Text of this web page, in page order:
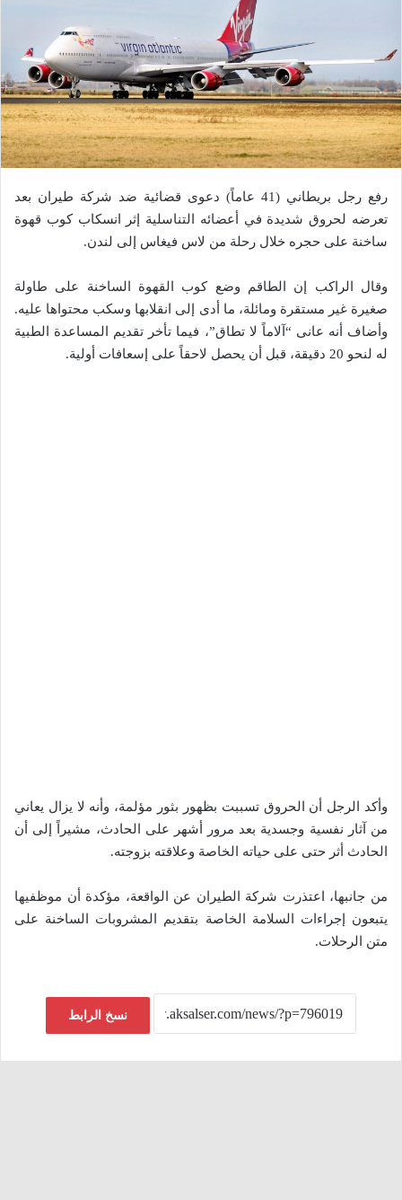
رفع رجل بريطاني (41 عاماً) دعوى قضائية ضد شركة طيران بعد
تعرضه لحروق شديدة في أعضائه التناسلية إثر انسكاب كوب قهوة
ساخنة على حجره خلال رحلة من لاس فيغاس إلى لندن.
وقال الراكب إن الطاقم وضع كوب القهوة الساخنة على طاولة
صغيرة غير مستقرة ومائلة، ما أدى إلى انقلابها وسكب محتواها عليه.
وأضاف أنه عانى “آلاماً لا تطاق”، فيما تأخر تقديم المساعدة الطبية
له لنحو 20 دقيقة، قبل أن يحصل لاحقاً على إسعافات أولية.
وأكد الرجل أن الحروق تسببت بظهور بثور مؤلمة، وأنه لا يزال يعاني
من آثار نفسية وجسدية بعد مرور أشهر على الحادث، مشيراً إلى أن
الحادث أثر حتى على حياته الخاصة وعلاقته بزوجته.
من جانبها، اعتذرت شركة الطيران عن الواقعة، مؤكدة أن موظفيها
يتبعون إجراءات السلامة الخاصة بتقديم المشروبات الساخنة على
متن الرحلات.
نسخ الرابط